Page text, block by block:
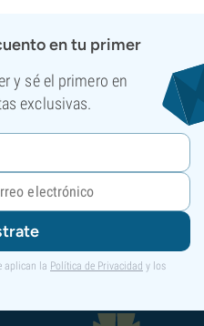
en tu primer
y sé el primero en
exclusivas.
aplican la Política de Privacidad y los